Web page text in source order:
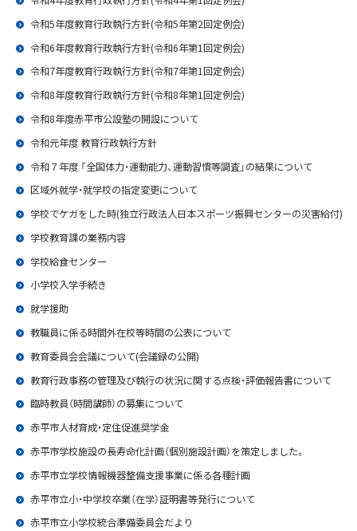
令和5年度教育行政執行方針(令和5年第2回定例会)
令和6年度教育行政執行方針(令和6年第1回定例会)
令和7年度教育行政執行方針(令和7年第1回定例会)
令和8年度教育行政執行方針(令和8年第1回定例会)
令和8年度赤平市公設塾の開設について
令和元年度 教育行政執行方針
令和７年度 「全国体力・運動能力、運動習慣等調査」の結果について
区域外就学・就学校の指定変更について
学校でケガをした時(独立行政法人日本スポーツ振興センターの災害給付)
学校教育課の業務内容
学校給食センター
小学校入学手続き
就学援助
教職員に係る時間外在校等時間の公表について
教育委員会会議について(会議録の公開)
教育行政事務の管理及び執行の状況に関する点検・評価報告書について
臨時教員（時間講師）の募集について
赤平市人材育成・定住促進奨学金
赤平市学校施設の長寿命化計画（個別施設計画）を策定しました。
赤平市立学校情報機器整備支援事業に係る各種計画
赤平市立小・中学校卒業（在学）証明書等発行について
赤平市立小学校統合準備委員会だより